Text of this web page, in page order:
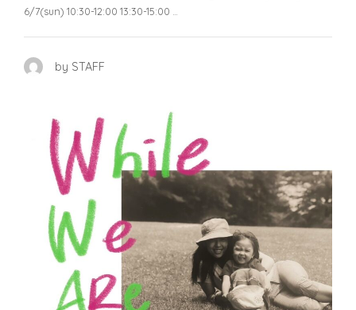
6/7(sun) 10:30-12:00 13:30-15:00 …
by STAFF